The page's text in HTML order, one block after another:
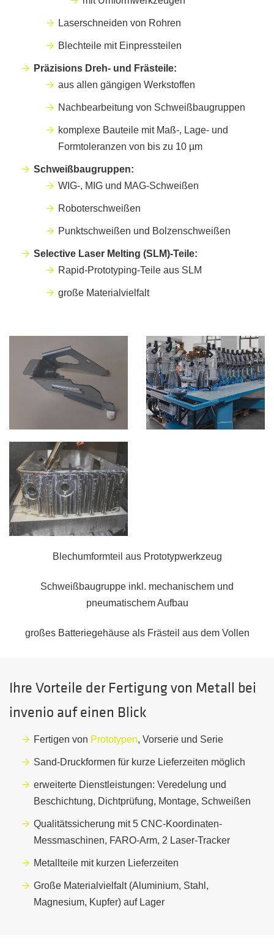
Laserschneiden von Rohren
Blechteile mit Einpressteilen
Präzisions Dreh- und Frästeile:
aus allen gängigen Werkstoffen
Nachbearbeitung von Schweißbaugruppen
komplexe Bauteile mit Maß-, Lage- und
Formtoleranzen von bis zu 10 µm
Schweißbaugruppen:
WIG-, MIG und MAG-Schweißen
Roboterschweißen
Punktschweißen und Bolzenschweißen
Selective Laser Melting (SLM)-Teile:
Rapid-Prototyping-Teile aus SLM
große Materialvielfalt
Blechumformteil aus Prototypwerkzeug
Schweißbaugruppe inkl. mechanischem und
pneumatischem Aufbau
großes Batteriegehäuse als Frästeil aus dem Vollen
Ihre Vorteile der Fertigung von Metall bei
invenio auf einen Blick
Fertigen von Prototypen, Vorserie und Serie
Sand-Druckformen für kurze Lieferzeiten möglich
erweiterte Dienstleistungen: Veredelung und
Beschichtung, Dichtprüfung, Montage, Schweißen
Qualitätssicherung mit 5 CNC-Koordinaten-
Messmaschinen, FARO-Arm, 2 Laser-Tracker
Metallteile mit kurzen Lieferzeiten
Große Materialvielfalt (Aluminium, Stahl,
Magnesium, Kupfer) auf Lager